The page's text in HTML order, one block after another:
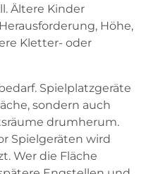
Ältere Kinder
Höhe,
Kletter- oder
Spielplatzgeräte
sondern auch
drumherum.
Spielgeräten wird
Wer die Fläche